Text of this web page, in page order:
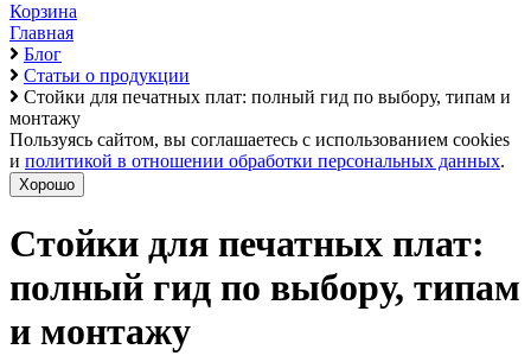
Корзина
Главная
Блог
Статьи о продукции
Стойки для печатных плат: полный гид по выбору, типам и
монтажу
Пользуясь сайтом, вы соглашаетесь с использованием cookies
и политикой в отношении обработки персональных данных.
Хорошо
Стойки для печатных плат:
полный гид по выбору, типам
и монтажу